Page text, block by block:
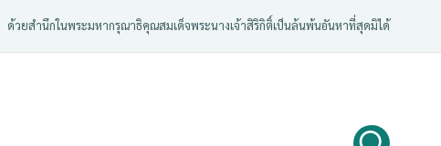
ด้วยสํานึกในพระมหากรุณาธิคุณสมเด็จพระนางเจ้าสิริกิติ์เป็นล้นพ้นอันหาที่สุดมิได้